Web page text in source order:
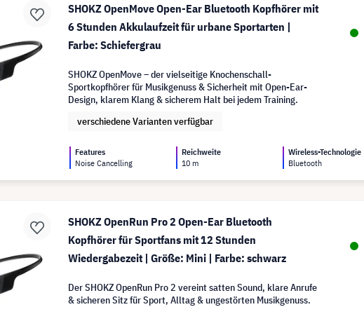
SHOKZ OpenMove Open-Ear Bluetooth Kopfhörer mit
6 Stunden Akkulaufzeit für urbane Sportarten |
Farbe: Schiefergrau
SHOKZ OpenMove – der vielseitige Knochenschall-
Sportkopfhörer für Musikgenuss & Sicherheit mit Open-Ear-
Design, klarem Klang & sicherem Halt bei jedem Training.
verschiedene Varianten verfügbar
Features
Noise Cancelling
Reichweite
10 m
Wireless-Technologie
Bluetooth
SHOKZ OpenRun Pro 2 Open-Ear Bluetooth
Kopfhörer für Sportfans mit 12 Stunden
Wiedergabezeit | Größe: Mini | Farbe: schwarz
Der SHOKZ OpenRun Pro 2 vereint satten Sound, klare Anrufe
& sicheren Sitz für Sport, Alltag & ungestörten Musikgenuss.